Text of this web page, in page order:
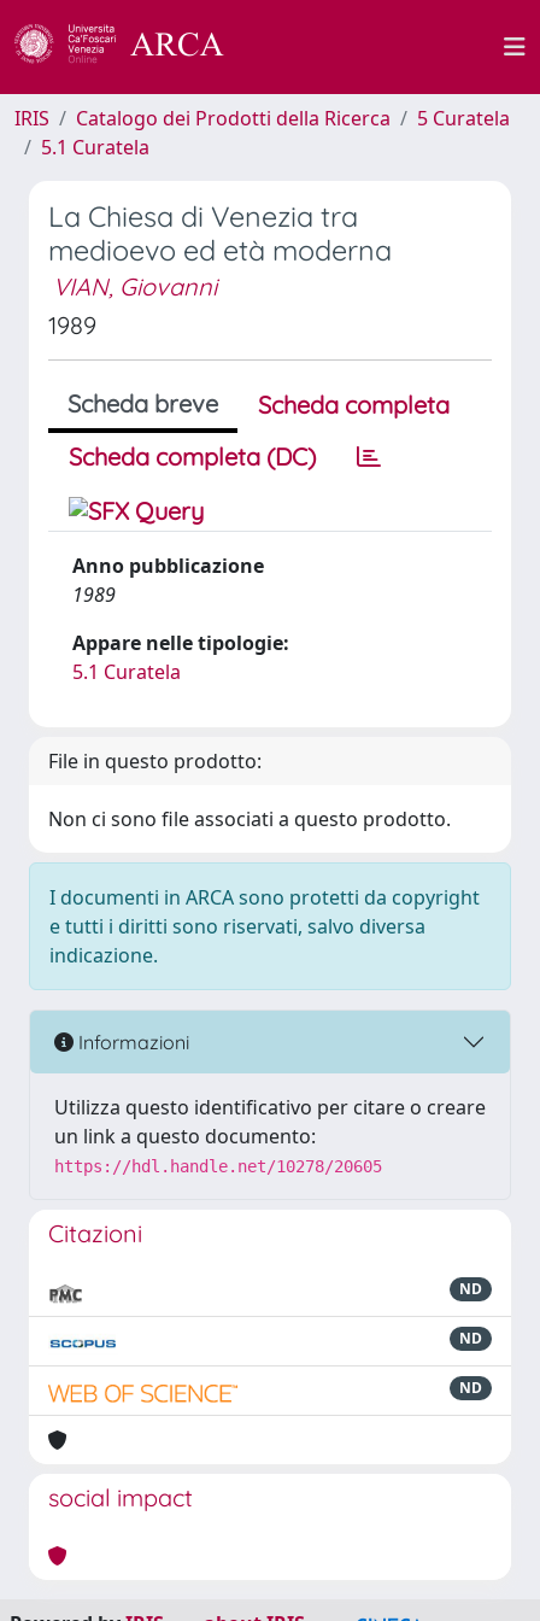
IRIS Catalogo dei Prodotti della Ricerca
5 Curatela
5.1 Curatela
La Chiesa di Venezia tra
medioevo ed età moderna
VIAN, Giovanni
1989
Scheda breve
Scheda completa
Scheda completa (DC)
Anno pubblicazione
1989
Appare nelle tipologie:
5.1 Curatela
File in questo prodotto:
Non ci sono file associati a questo prodotto.
I documenti in ARCA sono protetti da copyright
e tutti i diritti sono riservati, salvo diversa
indicazione.
Informazioni
Utilizza questo identificativo per citare o creare
un link a questo documento:
https://hdl.handle.net/10278/20605
Citazioni
ND
ND
ND
social impact